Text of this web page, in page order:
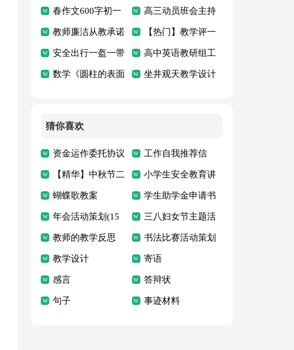
说课稿
春作文600字初一 高三动员班会主持
稿
教师廉洁从教承诺
书
【热门】教学评一
体化心得体会
安全出行一盔一带
倡议书
高中英语教研组工
作计划
数学《圆柱的表面 坐井观天教学设计
猜你喜欢
资金运作委托协议 工作自我推荐信
【精华】中秋节二
年级作文300字九
篇
小学生安全教育讲
话稿
蝴蝶歌教案 学生助学金申请书
15篇
年会活动策划(15
篇)
三八妇女节主题活
动策划
教师的教学反思
(集合15篇)
书法比赛活动策划
教学设计 寄语
感言 答辩状
句子 事迹材料